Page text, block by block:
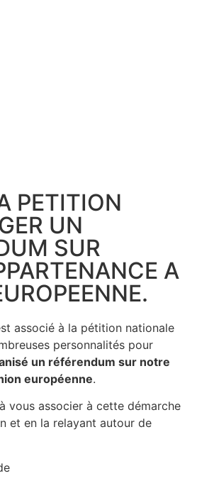
PETITION
UN
SUR
A
associé à la pétition nationale
personnalités pour
un référendum sur notre
européenne.
vous associer à cette démarche
et en la relayant autour de